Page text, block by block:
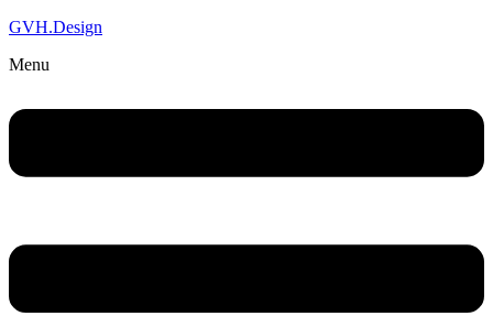
GVH.Design
Menu